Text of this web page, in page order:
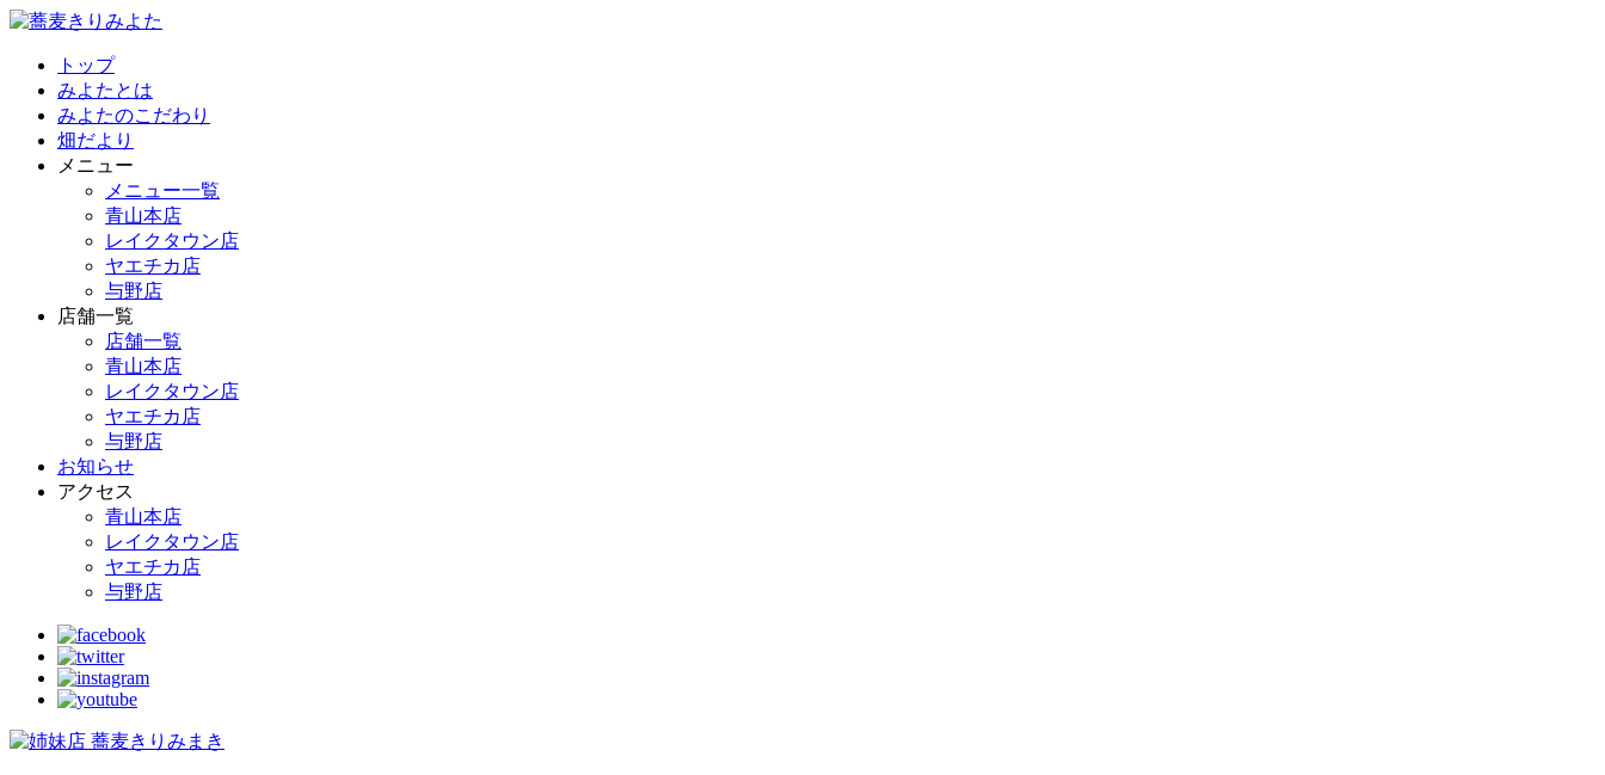
トップ
みよたとは
みよたのこだわり
畑だより
メニュー
メニュー一覧
青山本店
レイクタウン店
ヤエチカ店
与野店
店舗一覧
店舗一覧
青山本店
レイクタウン店
ヤエチカ店
与野店
お知らせ
アクセス
青山本店
レイクタウン店
ヤエチカ店
与野店